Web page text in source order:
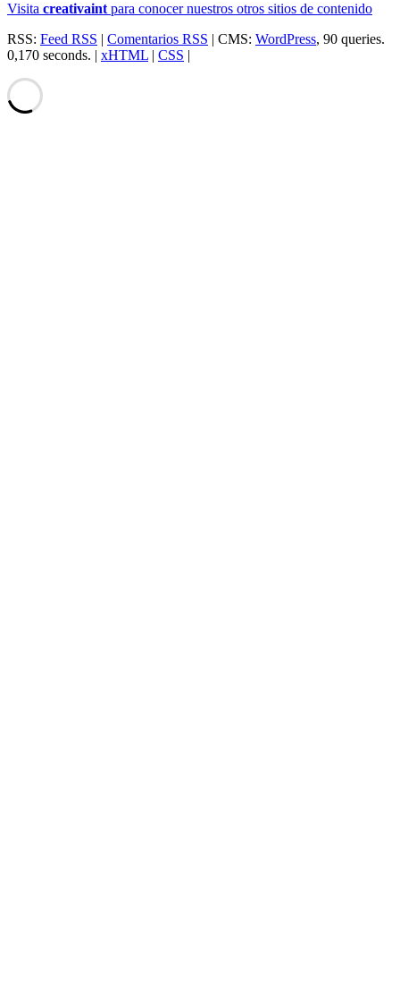
Visita creativaint para conocer nuestros otros sitios de contenido
RSS: Feed RSS | Comentarios RSS | CMS: WordPress, 90 queries.
0,170 seconds. | xHTML | CSS |